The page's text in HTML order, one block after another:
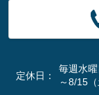
定休日：
毎週水
～8/15（